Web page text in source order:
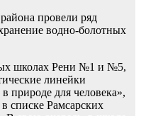
провели ряд
водно-болотных
школах Рени №1 и №5,
линейки
природе для человека»,
списке Рамсарских